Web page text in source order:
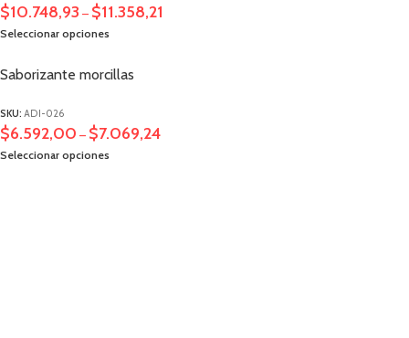
$10.748,93 – $11.358,21
Seleccionar opciones
Saborizante morcillas
SKU: ADI-026
$6.592,00 – $7.069,24
Seleccionar opciones